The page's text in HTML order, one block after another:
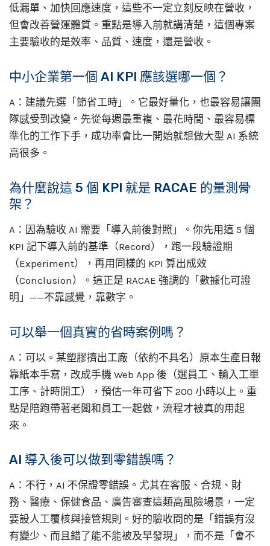
低漏單、加快回應速度，這些不一定立刻反映在營收，
但會改善營運體質。重點是導入前就講清楚，這個專案
主要驗收的是效率、品質、速度，還是營收。
中小企業第一個 AI KPI 應該選哪一個？
A：建議先選「節省工時」。它最好量化，也最容易讓團
隊感受到改變。先從每週最重複、最花時間、最容易標
準化的工作下手，成功率會比一開始就想做大型 AI 系統
高很多。
為什麼說這 5 個 KPI 就是 RACAE 的量測骨
架？
A：因為驗收 AI 需要「導入前後對照」。你先用這 5 個
KPI 記下導入前的基準（Record），跑一段驗證期
（Experiment），再用同樣的 KPI 算出成效
（Conclusion）。這正是 RACAE 強調的「數據化可證
明」——不靠感覺，靠數字。
可以舉一個真實的省時案例嗎？
A：可以。某塑膠擠出工廠（依約不具名）原本生產日報
靠紙本手寫，改成手機 Web App 後（選員工、輸入工單
工序、計時開工），預估一年可省下 200 小時以上。重
點是陪跑帶著老闆和員工一起做，流程才被真的用起
來。
AI 導入後可以做到零錯誤嗎？
A：不行，AI 不保證零錯誤。尤其在客服、合規、財
務、醫療、保健食品、廣告審查這類高風險場景，一定
要設人工覆核與接管規則。好的驗收問的是「錯誤有沒
有變少、而且錯了能不能被及早發現」，而不是「會不